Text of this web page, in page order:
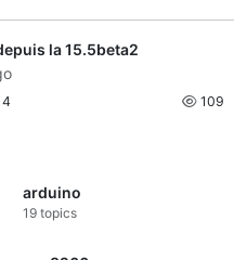
la 15.5beta2
4 109
arduino
19 topics